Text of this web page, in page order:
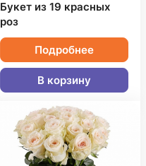
Букет из 19 красных
роз
Подробнее
В корзину